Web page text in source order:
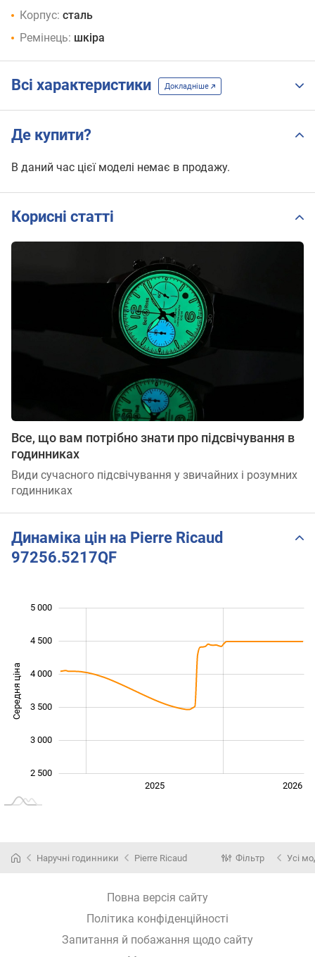
Корпус: сталь
Ремінець: шкіра
Всі характеристики Докладніше
Де купити?
В даний час цієї моделі немає в продажу.
Корисні статті
Все, що вам потрібно знати про підсвічування в
годинниках
Види сучасного підсвічування у звичайних і розумних
годинниках
Динаміка цін на Pierre Ricaud
97256.5217QF
Середня ціна
2 500
3 000
3 500
4 000
4 500
5 000
2025 2026
Наручні годинники Pierre Ricaud Фільтр Усі
Повна версія сайту
Політика конфіденційності
Запитання й побажання щодо сайту